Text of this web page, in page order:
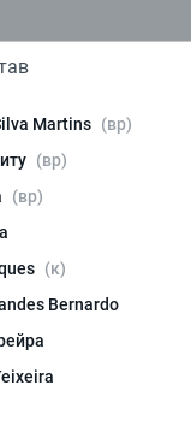
Martins (вр)
(вр)
(вр)
(к)
Bernardo